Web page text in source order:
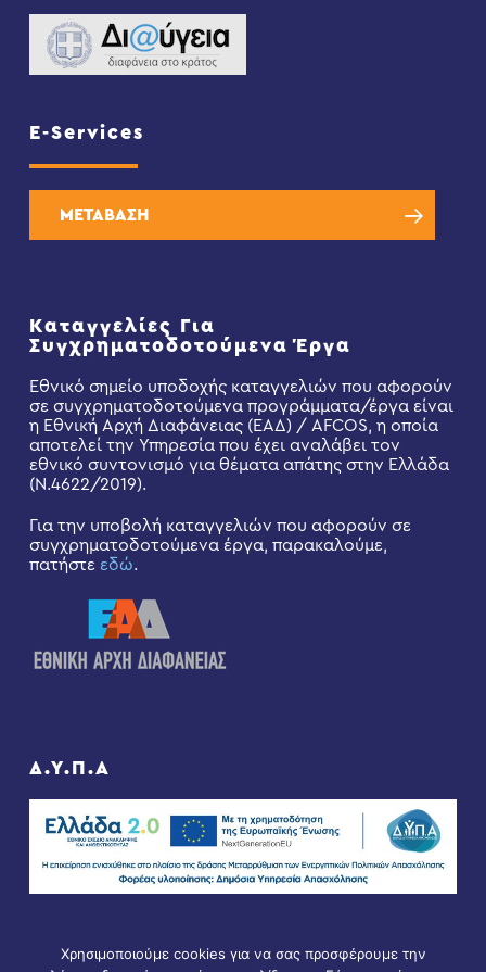
E-Services
ΜΕΤΑΒΑΣΗ
Καταγγελίες Για
Συγχρηματοδοτούμενα Έργα
Εθνικό σημείο υποδοχής καταγγελιών που αφορούν
σε συγχρηματοδοτούμενα προγράμματα/έργα είναι
η Εθνική Αρχή Διαφάνειας (ΕΑΔ) / AFCOS, η οποία
αποτελεί την Υπηρεσία που έχει αναλάβει τον
εθνικό συντονισμό για θέματα απάτης στην Ελλάδα
(Ν.4622/2019).
Για την υποβολή καταγγελιών που αφορούν σε
συγχρηματοδοτούμενα έργα, παρακαλούμε,
πατήστε εδώ.
Δ.Υ.Π.Α
Χρησιμοποιούμε cookies για να σας προσφέρουμε την